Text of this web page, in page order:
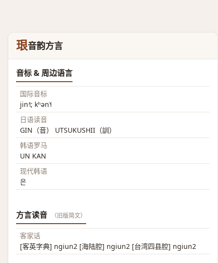
珢音韵方言
音标 & 周边语言
国际音标
jin˧˥; kʰən˥˧
日语读音
GIN（音） UTSUKUSHII（訓）
韩语罗马
UN KAN
现代韩语
은
方言读音 （旧版简文）
客家话
[客英字典] ngiun2 [海陆腔] ngiun2 [台湾四县腔] ngiun2